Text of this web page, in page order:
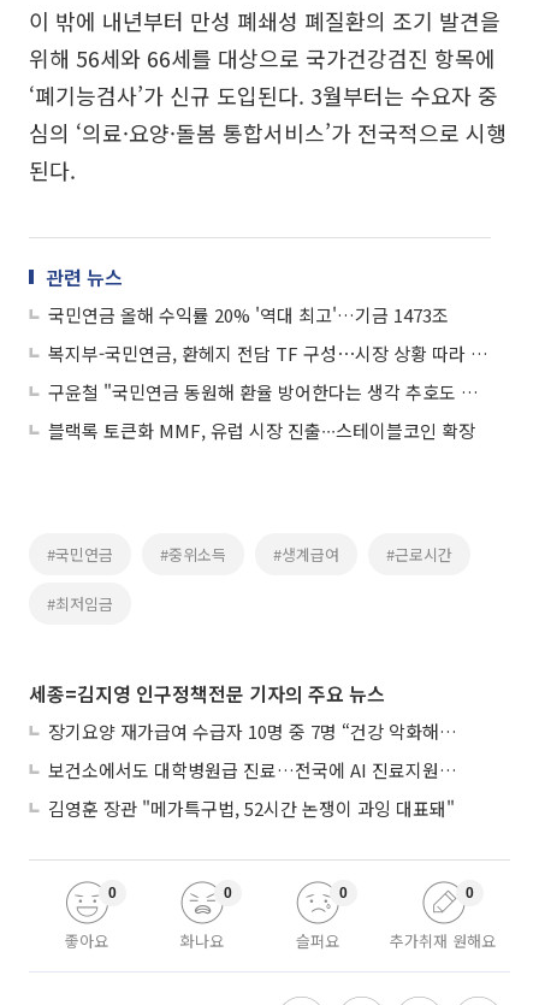
이 밖에 내년부터 만성 폐쇄성 폐질환의 조기 발견을
위해 56세와 66세를 대상으로 국가건강검진 항목에
‘폐기능검사’가 신규 도입된다. 3월부터는 수요자 중
심의 ‘의료·요양·돌봄 통합서비스’가 전국적으로 시행
된다.
관련 뉴스
국민연금 올해 수익률 20% '역대 최고'…기금 1473조
복지부-국민연금, 환헤지 전담 TF 구성⋯시장 상황 따라 유연 대응
구윤철 "국민연금 동원해 환율 방어한다는 생각 추호도 없어"
블랙록 토큰화 MMF, 유럽 시장 진출∙∙∙스테이블코인 확장
#국민연금 #중위소득 #생계급여 #근로시간
#최저임금
세종=김지영 인구정책전문 기자의 주요 뉴스
장기요양 재가급여 수급자 10명 중 7명 “건강 악화해도 집에서”
보건소에서도 대학병원급 진료…전국에 AI 진료지원도구 보급
김영훈 장관 "메가특구법, 52시간 논쟁이 과잉 대표돼"
좋아요
0
화나요
0
슬퍼요
0
추가취재 원해요
0